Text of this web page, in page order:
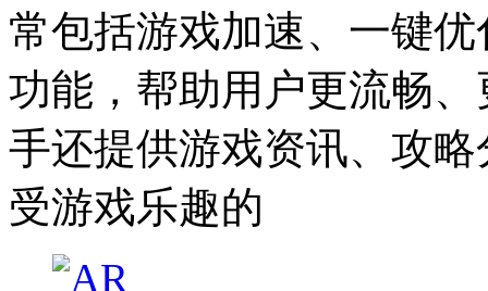
常包括游戏加速、一键
功能，帮助用户更流畅
手还提供游戏资讯、攻
受游戏乐趣的